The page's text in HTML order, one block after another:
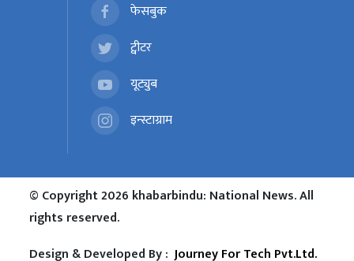
फेसबुक
ट्वीटर
यूट्युब
इन्स्टाग्राम
© Copyright 2026 khabarbindu: National News. All
rights reserved.
Design & Developed By :Journey For Tech Pvt.Ltd.